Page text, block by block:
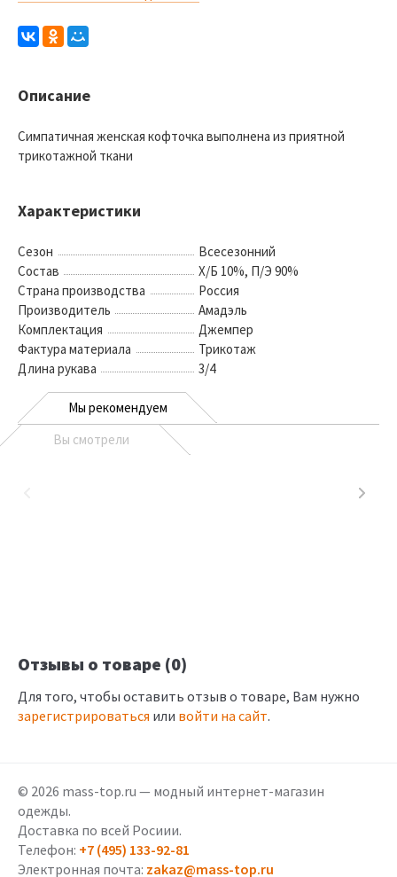
Описание
Симпатичная женская кофточка выполнена из приятной
трикотажной ткани
Характеристики
Сезон
Всесезонний
Состав
Х/Б 10%, П/Э 90%
Страна производства
Россия
Производитель
Амадэль
Комплектация
Джемпер
Фактура материала
Трикотаж
Длина рукава
3/4
Мы рекомендуем
Вы смотрели
Отзывы о товаре (0)
Для того, чтобы оставить отзыв о товаре, Вам нужно
зарегистрироваться или войти на сайт.
© 2026 mass-top.ru — модный интернет-магазин
одежды.
Доставка по всей Росиии.
Телефон: +7 (495) 133-92-81
Электронная почта: zakaz@mass-top.ru